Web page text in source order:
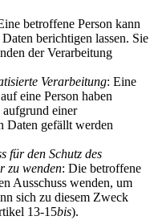
betroffene Person kann
berichtigen lassen. Sie
der Verarbeitung
Verarbeitung: Eine
eine Person haben
einer
Daten gefällt werden
für den Schutz des
zu wenden: Die betroffene
Ausschuss wenden, um
sich zu diesem Zweck
13-15bis).